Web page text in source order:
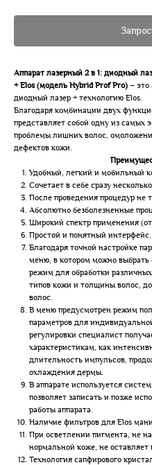
Аппарат лазерный 2 в 1: диодный
+ Elos (модель Hybrid Prof Pro) – это
диодный лазер + технологию Elos.
Благодаря комбинации двух
представляет собой одну из самых
проблемы лишних волос,
дефектов кожи.
Удобный, легкий и мобильный
Сочетает в себе сразу
После проведения процедур не
Абсолютно безболезненные
Широкий спектр применения
Простой и понятный интерфейс.
Благодаря точной настройке
меню, в котором можно
режим для обработки
типов кожи и толщины волос,
волос.
В меню предусмотрен режим
параметров для
регулировки специалист
характеристикам, как
длительность импульсов,
охлаждения дермы.
В аппарате используется
позволяет записать и позже
работы аппарата.
Наличие фильтров для Elos
При осветлении пигмента, не
нормальной коже, не оставляет
Технология сапфирового